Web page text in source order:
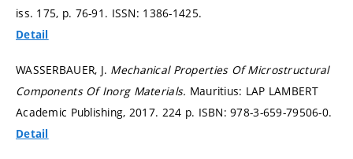
iss. 175, p. 76-91. ISSN: 1386-1425.
Detail
WASSERBAUER, J. Mechanical Properties Of Microstructural
Components Of Inorg Materials. Mauritius: LAP LAMBERT
Academic Publishing, 2017. 224 p. ISBN: 978-3-659-79506-0.
Detail